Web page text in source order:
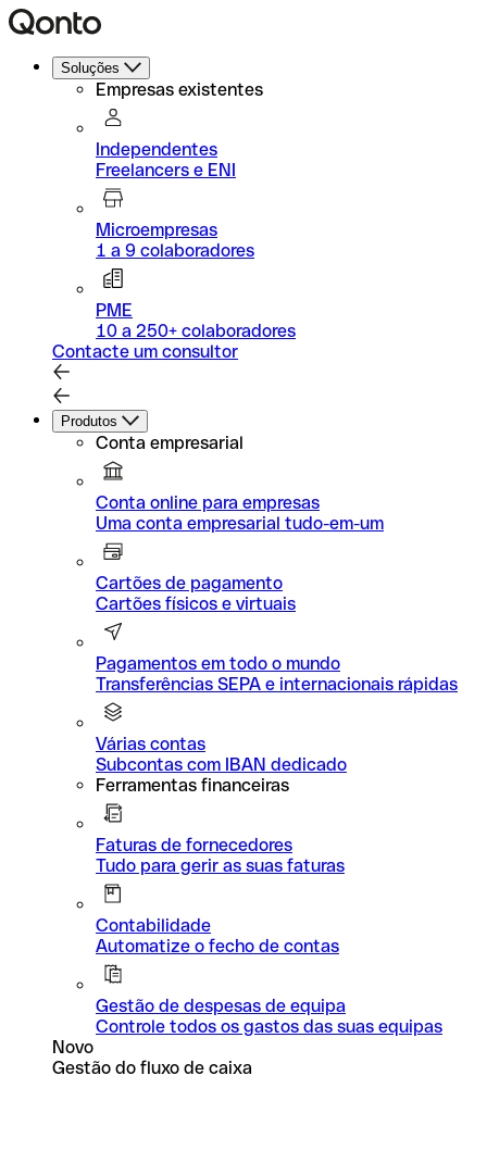
Soluções
Empresas existentes
Independentes
Freelancers e ENI
Microempresas
1 a 9 colaboradores
PME
10 a 250+ colaboradores
Contacte um consultor
Produtos
Conta empresarial
Conta online para empresas
Uma conta empresarial tudo-em-um
Cartões de pagamento
Cartões físicos e virtuais
Pagamentos em todo o mundo
Transferências SEPA e internacionais rápidas
Várias contas
Subcontas com IBAN dedicado
Ferramentas financeiras
Faturas de fornecedores
Tudo para gerir as suas faturas
Contabilidade
Automatize o fecho de contas
Gestão de despesas de equipa
Controle todos os gastos das suas equipas
Novo
Gestão do fluxo de caixa